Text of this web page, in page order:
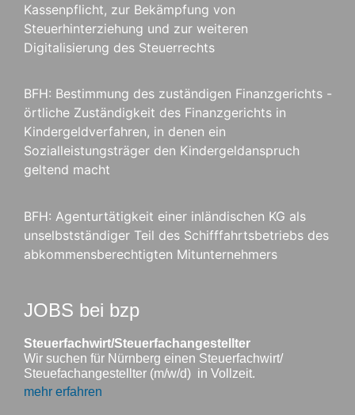
Kassenpflicht, zur Bekämpfung von
Steuerhinterziehung und zur weiteren
Digitalisierung des Steuerrechts
BFH: Bestimmung des zuständigen Finanzgerichts -
örtliche Zuständigkeit des Finanzgerichts in
Kindergeldverfahren, in denen ein
Sozialleistungsträger den Kindergeldanspruch
geltend macht
BFH: Agenturtätigkeit einer inländischen KG als
unselbstständiger Teil des Schifffahrtsbetriebs des
abkommensberechtigten Mitunternehmers
JOBS bei bzp
Steuerfachwirt/Steuerfachangestellter
Wir suchen für Nürnberg einen Steuerfachwirt/
Steuefachangestellter (m/w/d) in Vollzeit.
mehr erfahren